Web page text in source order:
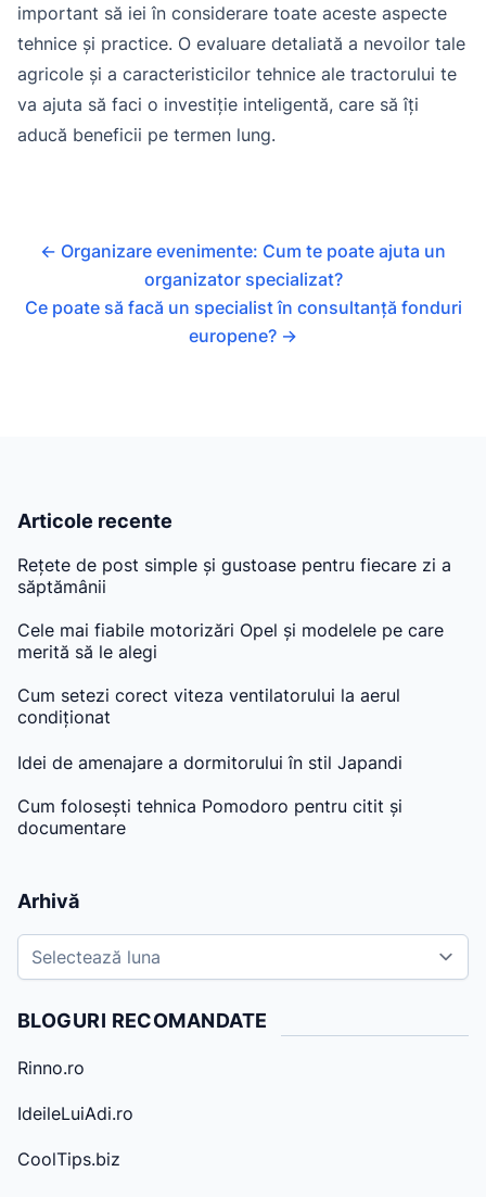
important să iei în considerare toate aceste aspecte
tehnice și practice. O evaluare detaliată a nevoilor tale
agricole și a caracteristicilor tehnice ale tractorului te
va ajuta să faci o investiție inteligentă, care să îți
aducă beneficii pe termen lung.
← Organizare evenimente: Cum te poate ajuta un
organizator specializat?
Ce poate să facă un specialist în consultanță fonduri
europene? →
Articole recente
Rețete de post simple și gustoase pentru fiecare zi a
săptămânii
Cele mai fiabile motorizări Opel și modelele pe care
merită să le alegi
Cum setezi corect viteza ventilatorului la aerul
condiționat
Idei de amenajare a dormitorului în stil Japandi
Cum folosești tehnica Pomodoro pentru citit și
documentare
Arhivă
r
i
v
BLOGURI RECOMANDATE
Rinno.ro
IdeileLuiAdi.ro
CoolTips.biz